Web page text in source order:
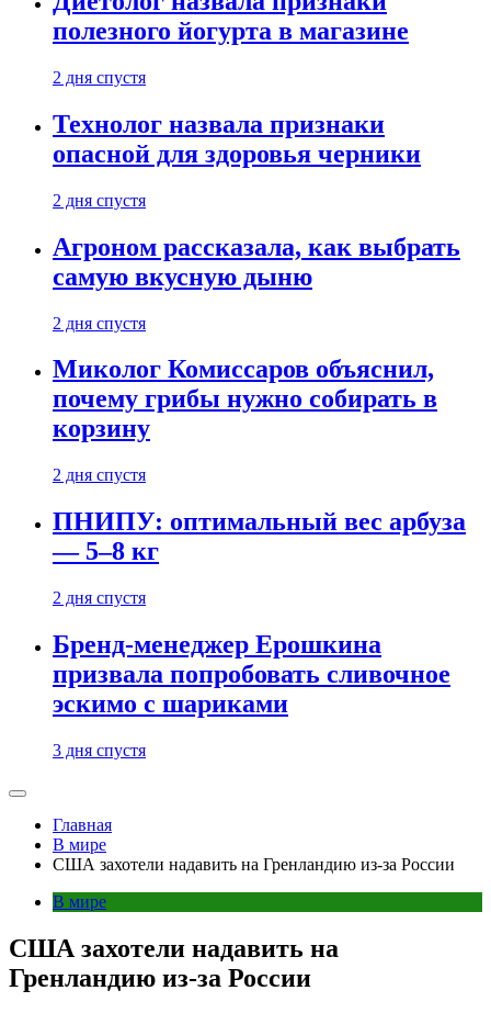
полезного йогурта в магазине
2 дня спустя
Технолог назвала признаки
опасной для здоровья черники
2 дня спустя
Агроном рассказала, как выбрать
самую вкусную дыню
2 дня спустя
Миколог Комиссаров объяснил,
почему грибы нужно собирать в
корзину
2 дня спустя
ПНИПУ: оптимальный вес арбуза
— 5–8 кг
2 дня спустя
Бренд-менеджер Ерошкина
призвала попробовать сливочное
эскимо с шариками
3 дня спустя
Главная
В мире
США захотели надавить на Гренландию из-за России
В мире
США захотели надавить на
Гренландию из-за России